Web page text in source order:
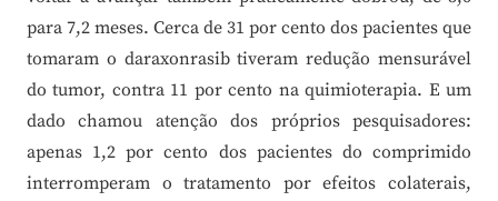
para 7,2 meses. Cerca de 31 por cento dos pacientes que
tomaram o daraxonrasib tiveram redução mensurável
do tumor, contra 11 por cento na quimioterapia. E um
dado chamou atenção dos próprios pesquisadores:
apenas 1,2 por cento dos pacientes do comprimido
interromperam o tratamento por efeitos colaterais,